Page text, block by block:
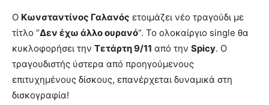
Ο Κωνσταντίνος Γαλανός ετοιμάζει νέο τραγούδι με
τίτλο “Δεν έχω άλλο ουρανό“. Το ολοκαίργιο single θα
κυκλοφορήσει την Τετάρτη 9/11 από την Spicy. Ο
τραγουδιστής ύστερα από προηγούμενους
επιτυχημένους δίσκους, επανέρχεται δυναμικά στη
δισκογραφία!